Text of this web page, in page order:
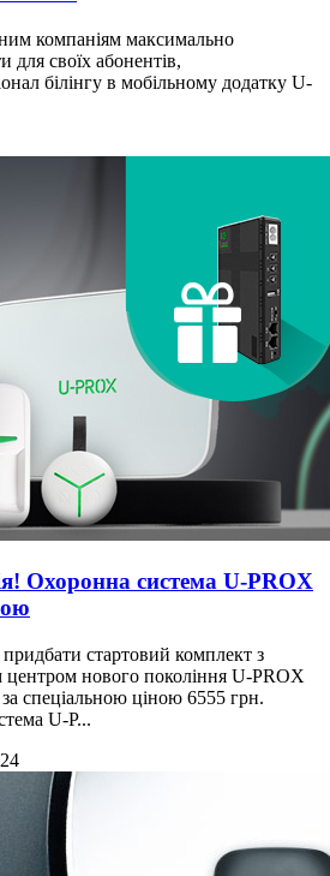
компаніям максимально
для своїх абонентів,
білінгу в мобільному додатку U-
Охоронна система U‑PROX
стартовий комплект з
нового покоління U-PROX
спеціальною ціною 6555 грн.
U-P...